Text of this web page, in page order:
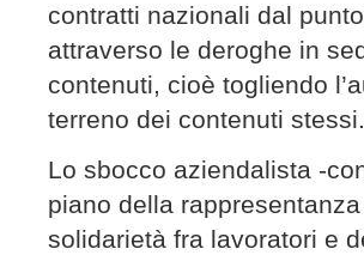
contratti nazionali dal
attraverso le deroghe in
contenuti, cioè togliendo
terreno dei contenuti stessi.
Lo sbocco aziendalista -
piano della
solidarietà fra lavoratori e